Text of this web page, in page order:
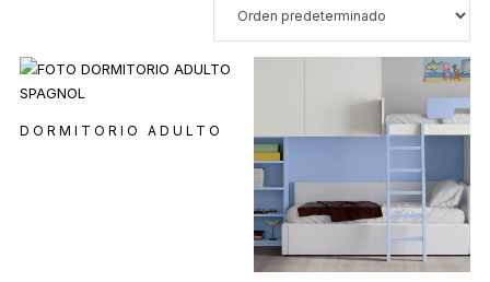
DORMITORIO ADULTO